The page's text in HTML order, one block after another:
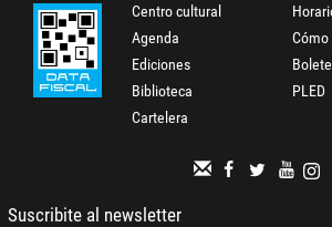
Centro cultural
Agenda
Ediciones
Biblioteca
Cartelera
PLED
Suscribite al newsletter